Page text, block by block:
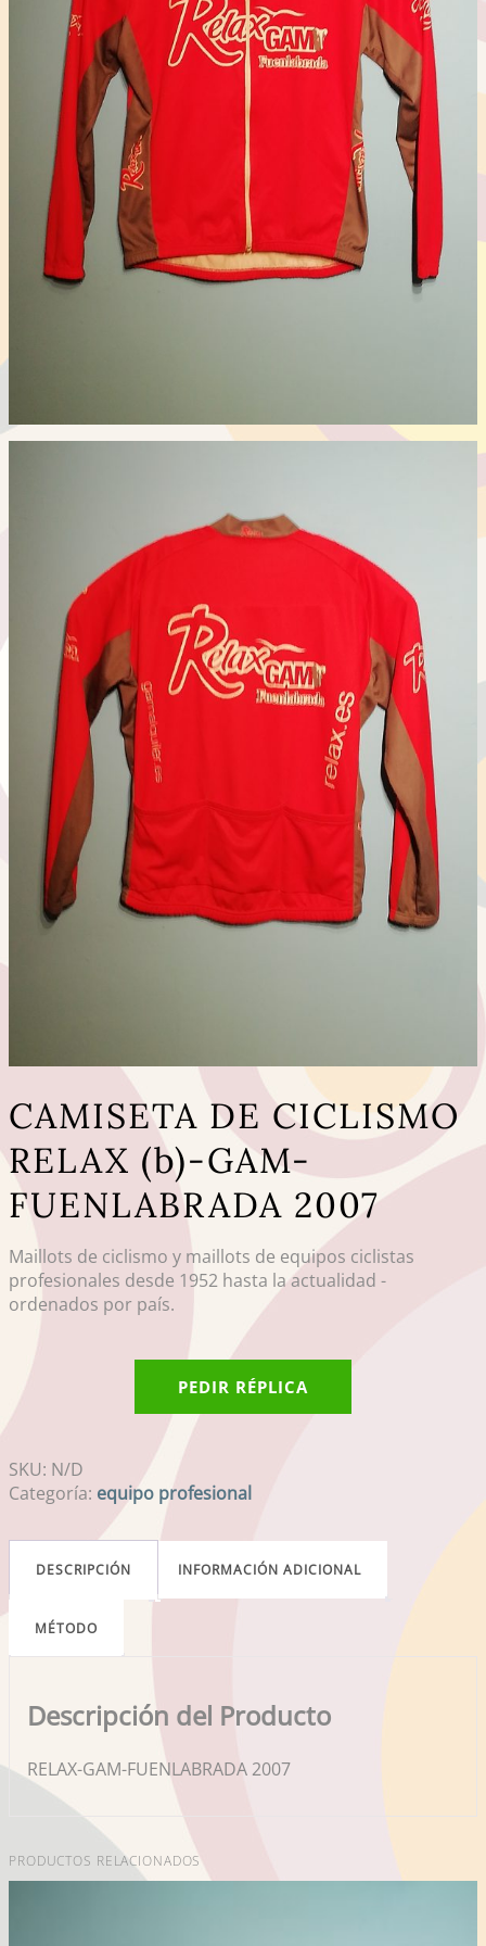
CAMISETA DE CICLISMO
RELAX (b)-GAM-
FUENLABRADA 2007
Maillots de ciclismo y maillots de equipos ciclistas
profesionales desde 1952 hasta la actualidad -
ordenados por país.
PEDIR RÉPLICA
SKU: N/D
Categoría: equipo profesional
DESCRIPCIÓN INFORMACIÓN ADICIONAL
MÉTODO
Descripción del Producto
RELAX-GAM-FUENLABRADA 2007
PRODUCTOS RELACIONADOS